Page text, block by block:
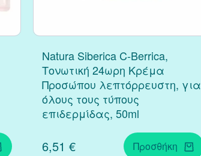
Natura Siberica C-Berrica,
Τονωτική 24ωρη Κρέμα
Προσώπου λεπτόρρευστη, για
όλους τους τύπους
επιδερμίδας, 50ml
6,51 € Προσθήκη